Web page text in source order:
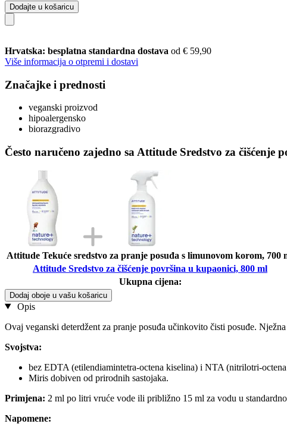
Dodajte u košaricu
Hrvatska: besplatna standardna dostava od € 59,90
Više informacija o otpremi i dostavi
Značajke i prednosti
veganski proizvod
hipoalergensko
biorazgradivo
Često naručeno zajedno sa Attitude Sredstvo za čišćenje
Attitude Tekuće sredstvo za pranje posuđa s limunovom korom, 700
Attitude Sredstvo za čišćenje površina u kupaonici, 800 ml
Ukupna cijena:
Dodaj oboje u vašu košaricu
Opis
Ovaj veganski deterdžent za pranje posuđa učinkovito čisti posuđe.
Svojstva:
bez EDTA (etilendiamintetra-octena kiselina) i NTA (nitrilotri-
Miris dobiven od prirodnih sastojaka.
Primjena: 2 ml po litri vruće vode ili približno 15 ml za vodu u
Napomene: